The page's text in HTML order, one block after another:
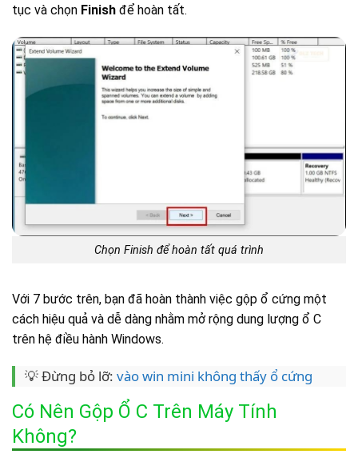
tục và chọn Finish để hoàn tất.
Chọn Finish để hoàn tất quá trình
Với 7 bước trên, bạn đã hoàn thành việc gộp ổ cứng một
cách hiệu quả và dễ dàng nhằm mở rộng dung lượng ổ C
trên hệ điều hành Windows.
💡 Đừng bỏ lỡ: vào win mini không thấy ổ cứng
Có Nên Gộp Ổ C Trên Máy Tính
Không?